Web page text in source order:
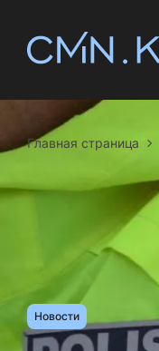
Главная страница
Новости